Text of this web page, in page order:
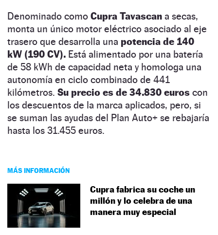
Denominado como Cupra Tavascan a secas,
monta un único motor eléctrico asociado al eje
trasero que desarrolla una potencia de 140
kW (190 CV). Está alimentado por una batería
de 58 kWh de capacidad neta y homologa una
autonomía en ciclo combinado de 441
kilómetros. Su precio es de 34.830 euros con
los descuentos de la marca aplicados, pero, si
se suman las ayudas del Plan Auto+ se rebajaría
hasta los 31.455 euros.
MÁS INFORMACIÓN
Cupra fabrica su coche un
millón y lo celebra de una
manera muy especial